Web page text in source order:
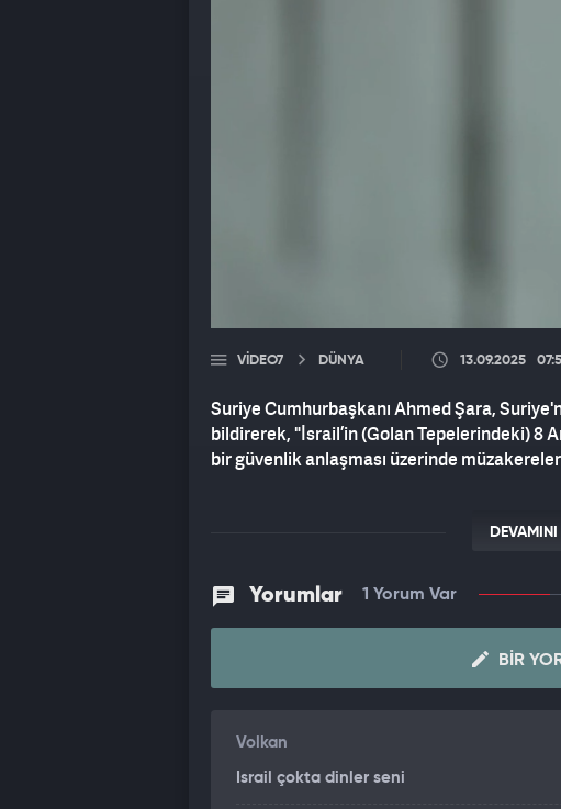
VIDEO7 DÜNYA 13.09.2025
Suriye Cumhurbaşkanı Ahmed Şara,
bildirerek, "İsrail’in (Golan Tepelerindeki) 8
bir güvenlik anlaşması üzerinde müzakereler
Yorumlar 1 Yorum Var
BIR
Volkan
Israil çokta dinler seni